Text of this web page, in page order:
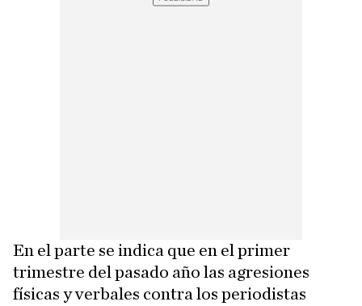
En el parte se indica que en el primer
trimestre del pasado año las agresiones
físicas y verbales contra los periodistas